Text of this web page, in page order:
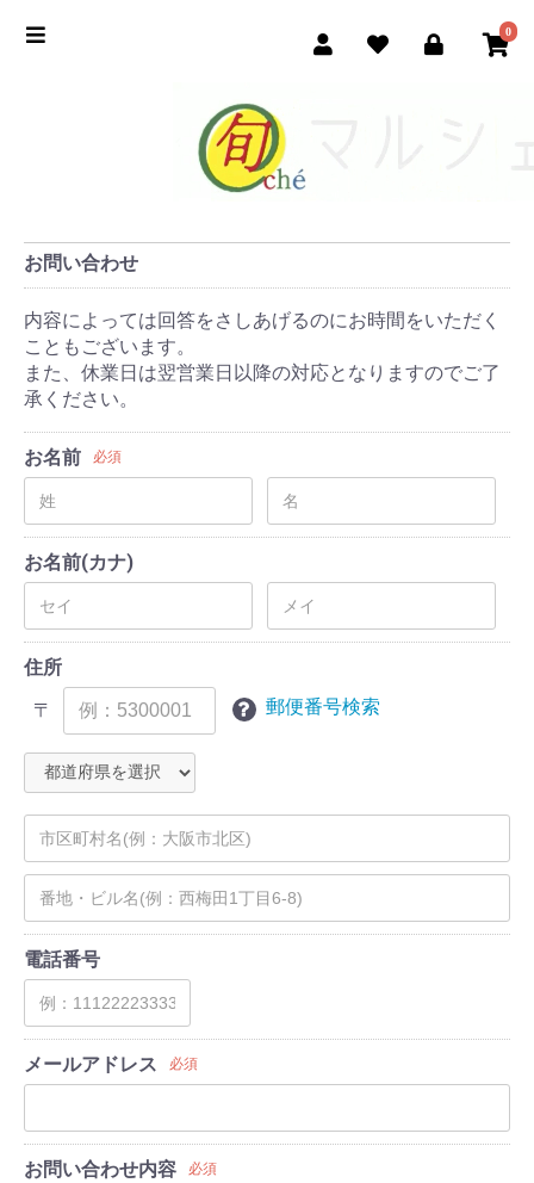
0
お問い合わせ
内容によっては回答をさしあげるのにお時間をいただく
こともございます。
また、休業日は翌営業日以降の対応となりますのでご了
承ください。
お名前 必須
お名前(カナ)
住所
〒
郵便番号検索
電話番号
メールアドレス 必須
お問い合わせ内容 必須